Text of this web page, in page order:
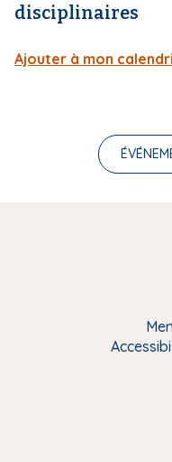
disciplinaires
Ajouter à mon